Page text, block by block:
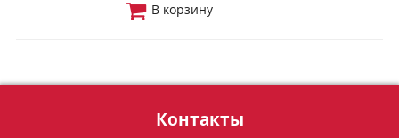
В корзину
Контакты